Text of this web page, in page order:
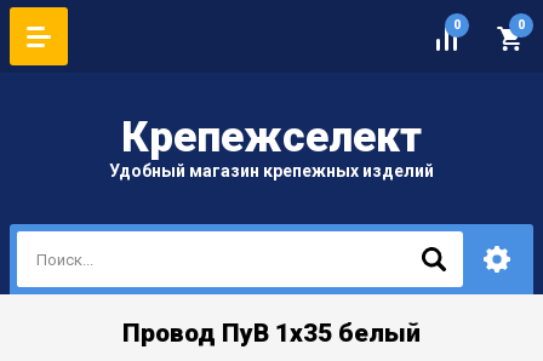
0 0
Крепежселект
Удобный магазин крепежных изделий
Провод ПуВ 1х35 белый